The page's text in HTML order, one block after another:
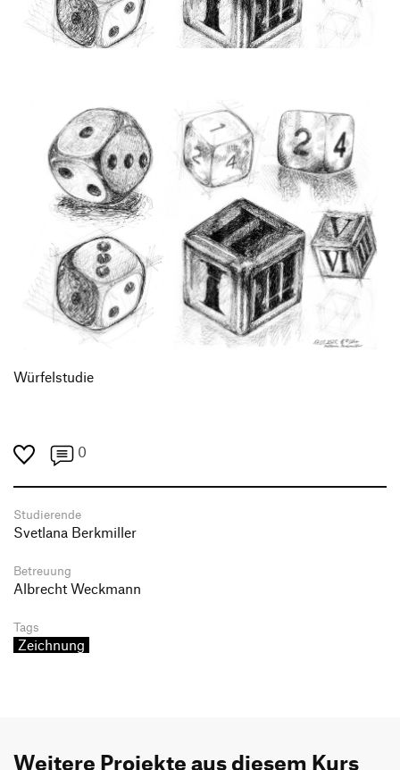
Transfer und Kooperation
Produktgestaltung B.A.
Strategische Gestaltung M.A.
Würfelstudie
0
Studierende
Svetlana Berkmiller
Betreuung
Albrecht Weckmann
Tags
Zeichnung
Weitere Projekte aus diesem Kurs